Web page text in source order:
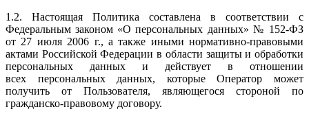
1.2. Настоящая Политика составлена в соответствии с
Федеральным законом «О персональных данных» № 152-ФЗ
от 27 июля 2006 г., а также иными нормативно-правовыми
актами Российской Федерации в области защиты и обработки
персональных данных и действует в отношении
всех персональных данных, которые Оператор может
получить от Пользователя, являющегося стороной по
гражданско-правовому договору.